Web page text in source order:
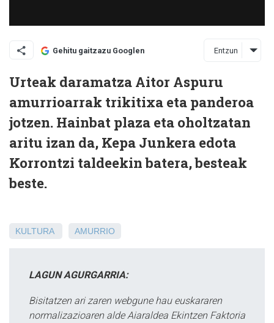
Gehitu gaitzazu Googlen Entzun
Urteak daramatza Aitor Aspuru
amurrioarrak trikitixa eta panderoa
jotzen. Hainbat plaza eta oholtzatan
aritu izan da, Kepa Junkera edota
Korrontzi taldeekin batera, besteak
beste.
KULTURA AMURRIO
LAGUN AGURGARRIA:
Bisitatzen ari zaren webgune hau euskararen
normalizazioaren alde Aiaraldea Ekintzen Faktoria